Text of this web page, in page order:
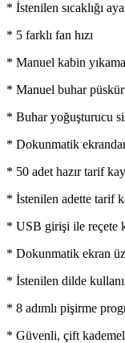
* İstenilen sıcaklığı
* 5 farklı fan hızı
* Manuel kabin
* Manuel buhar
* Buhar yoğuşturucu
* Dokunmatik
* 50 adet hazır tarif
* İstenilen adette tarif
* USB girişi ile reçete
* Dokunmatik ekran
* İstenilen dilde
* 8 adımlı pişirme
* Güvenli, çift